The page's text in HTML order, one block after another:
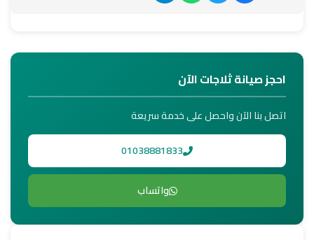
احجز صيانة ثلاجات الآن
اتصل بنا الآن واحصل على خدمة سريعة
01038881833
واتساب